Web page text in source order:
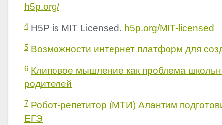
h5p.org/
4 H5P is MIT Licensed. h5p.org/MIT-licensed
5 Возможности интернет платформ для
6 Клиповое мышление как проблема
родителей
7 Робот-репетитор (МТИ) Алантим
ЕГЭ